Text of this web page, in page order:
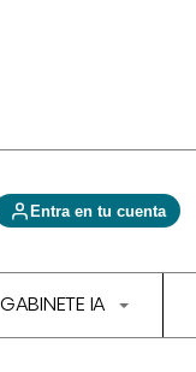
Entra en tu cuenta
GABINETE IA